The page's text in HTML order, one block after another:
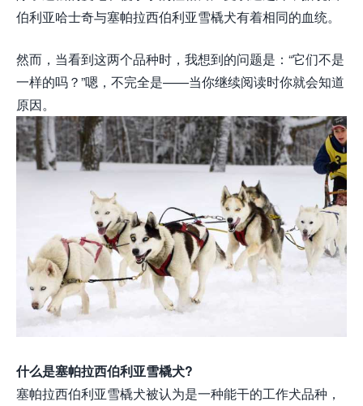
伯利亚哈士奇与塞帕拉西伯利亚雪橇犬有着相同的血统。
然而，当看到这两个品种时，我想到的问题是：“它们不是
一样的吗？”嗯，不完全是——当你继续阅读时你就会知道
原因。
什么是塞帕拉西伯利亚雪橇犬?
塞帕拉西伯利亚雪橇犬被认为是一种能干的工作犬品种，